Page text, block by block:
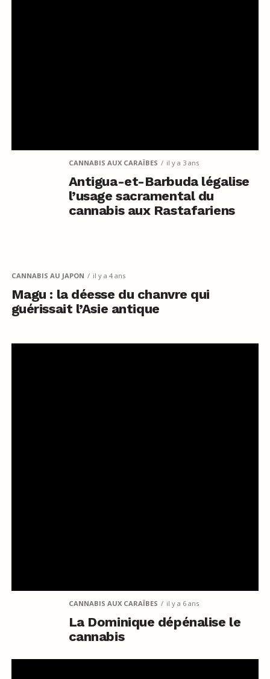
CANNABIS AUX CARAÏBES il y a 3 ans
Antigua-et-Barbuda légalise
l’usage sacramental du
cannabis aux Rastafariens
CANNABIS AU JAPON il y a 4 ans
Magu : la déesse du chanvre qui
guérissait l’Asie antique
CANNABIS AUX CARAÏBES il y a 6 ans
La Dominique dépénalise le
cannabis